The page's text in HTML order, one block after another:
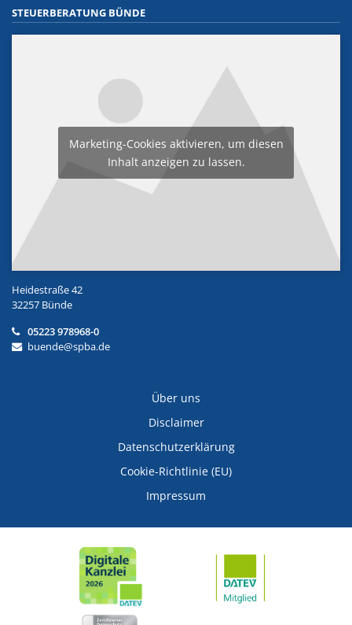
STEUERBERATUNG BÜNDE
Marketing-Cookies aktivieren, um diesen
Inhalt anzeigen zu lassen.
Heidestraße 42
32257 Bünde
05223 978968-0
buende@spba.de
Über uns
Disclaimer
Datenschutzerklärung
Cookie-Richtlinie (EU)
Impressum